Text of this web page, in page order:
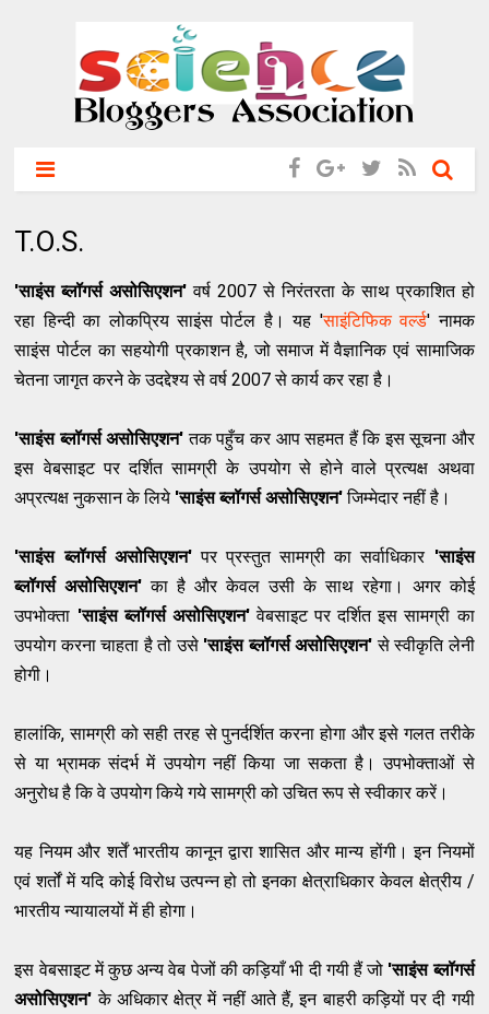
T.O.S.
'साइंस ब्लॉगर्स असोसिएशन' वर्ष 2007 से निरंतरता के साथ प्रकाशित हो
रहा हिन्‍दी का लोकप्रिय साइंस पोर्टल है। यह 'साइंटिफिक वर्ल्ड' नामक
साइंस पोर्टल का सहयोगी प्रकाशन है, जो समाज में वैज्ञानिक एवं सामाजिक
चेतना जागृत करने के उदद्देश्‍य से वर्ष 2007 से कार्य कर रहा है।
'साइंस ब्लॉगर्स असोसिएशन' तक पहुँच कर आप सहमत हैं कि इस सूचना और
इस वेबसाइट पर दर्शित सामग्री के उपयोग से होने वाले प्रत्यक्ष अथवा
अप्रत्यक्ष नुकसान के लिये 'साइंस ब्लॉगर्स असोसिएशन'जिम्मेदार नहीं है।
'साइंस ब्लॉगर्स असोसिएशन'पर प्रस्तुतसामग्री का सर्वाधिकार 'साइंस
ब्लॉगर्स असोसिएशन' का है और केवल उसी के साथ रहेगा। अगर कोई
उपभोक्ता 'साइंस ब्लॉगर्स असोसिएशन' वेबसाइट पर दर्शित इस सामग्री का
उपयोग करना चाहता है तो उसे 'साइंस ब्लॉगर्स असोसिएशन' से स्वीकृति लेनी
होगी।
हालांकि, सामग्री को सही तरह से पुनर्दर्शित करना होगा और इसे गलत तरीके
से या भ्रामक संदर्भ में उपयोग नहीं किया जा सकता है। उपभोक्ताओं से
अनुरोध है कि वे उपयोग किये गये सामग्री को उचित रूप से स्वीकार करें।
यह नियम और शर्तें भारतीय कानून द्वारा शासित और मान्य होंगी। इन नियमों
एवं शर्तों में यदि कोई विरोध उत्पन्न हो तो इनका क्षेत्राधिकार केवल क्षेत्रीय /
भारतीय न्यायालयों में ही होगा।
इस वेबसाइट में कुछ अन्य वेब पेजों की कड़ियाँ भी दी गयी हैं जो 'साइंस ब्लॉगर्स
असोसिएशन' के अधिकार क्षेत्र में नहीं आते हैं, इन बाहरी कड़ियों पर दी गयी